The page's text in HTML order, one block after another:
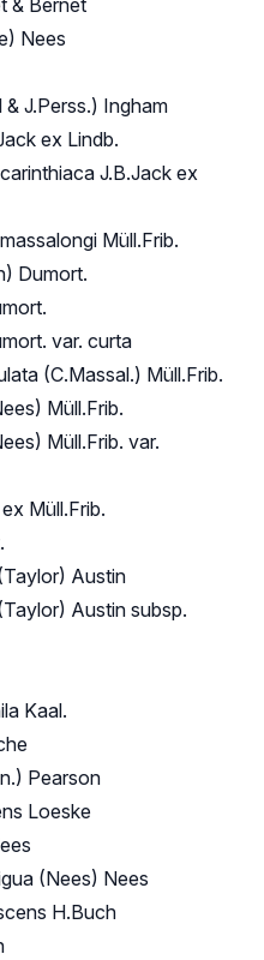
& Bernet
Nees
J.Perss.) Ingham
ex Lindb.
J.B.Jack ex
Müll.Frib.
Dumort.
var. curta
(C.Massal.) Müll.Frib.
Müll.Frib.
Müll.Frib. var.
Müll.Frib.
Austin
Austin subsp.
Kaal.
Pearson
Loeske
(Nees) Nees
H.Buch